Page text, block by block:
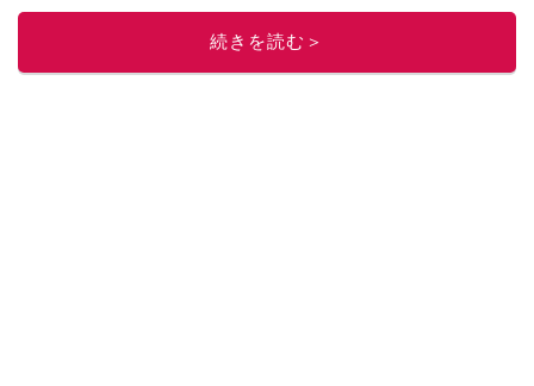
このイチオシストの他の記事を読む
続きを読む＞